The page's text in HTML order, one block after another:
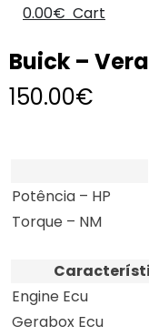
0.00€ Cart
Buick –
150.00€
Potência – HP
Torque – NM
Engine Ecu
Gerabox Ecu